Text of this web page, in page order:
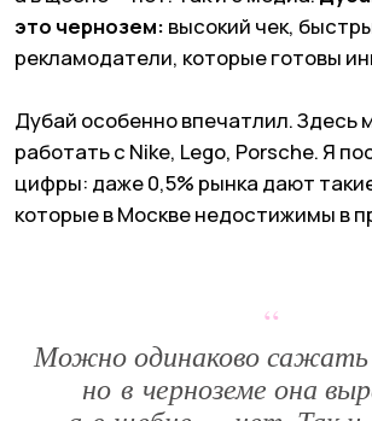
“
Можно одинаково
но в черноземе она
Поделиться статьей в соцсетях
организацией, ее деятельность на территории России
Создание сайтов: @imarketina